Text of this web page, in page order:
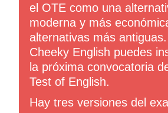
el OTE como una
moderna y más
alternativas más
Cheeky English puedes
la próxima convocatoria
Test of English.
Hay tres versiones del